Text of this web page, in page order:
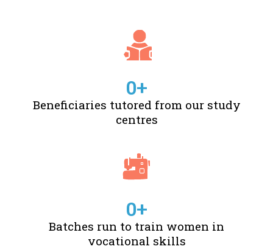
Beneficiaries tutored from our study
centres
0+
Batches run to train women in
vocational skills
0+